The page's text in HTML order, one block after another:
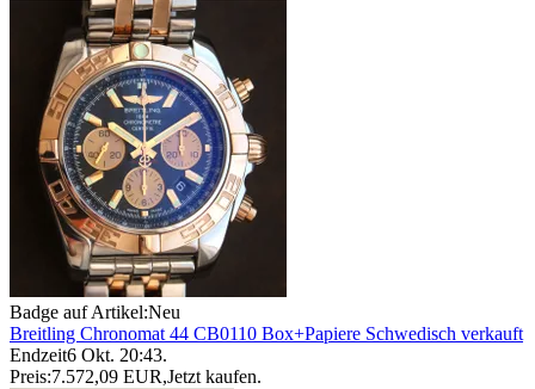
Badge auf Artikel:Neu
Breitling Chronomat 44 CB0110 Box+Papiere Schwedisch verkauft
Endzeit6 Okt. 20:43.
Preis:7.572,09 EUR,Jetzt kaufen.